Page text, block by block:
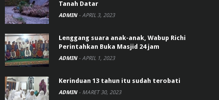
Tanah Datar
ADMIN - APRIL 3, 2023
Lenggang suara anak-anak, Wabup Richi
Perintahkan Buka Masjid 24 jam
ADMIN - APRIL 1, 2023
Kerinduan 13 tahun itu sudah terobati
ADMIN - MARET 30, 2023